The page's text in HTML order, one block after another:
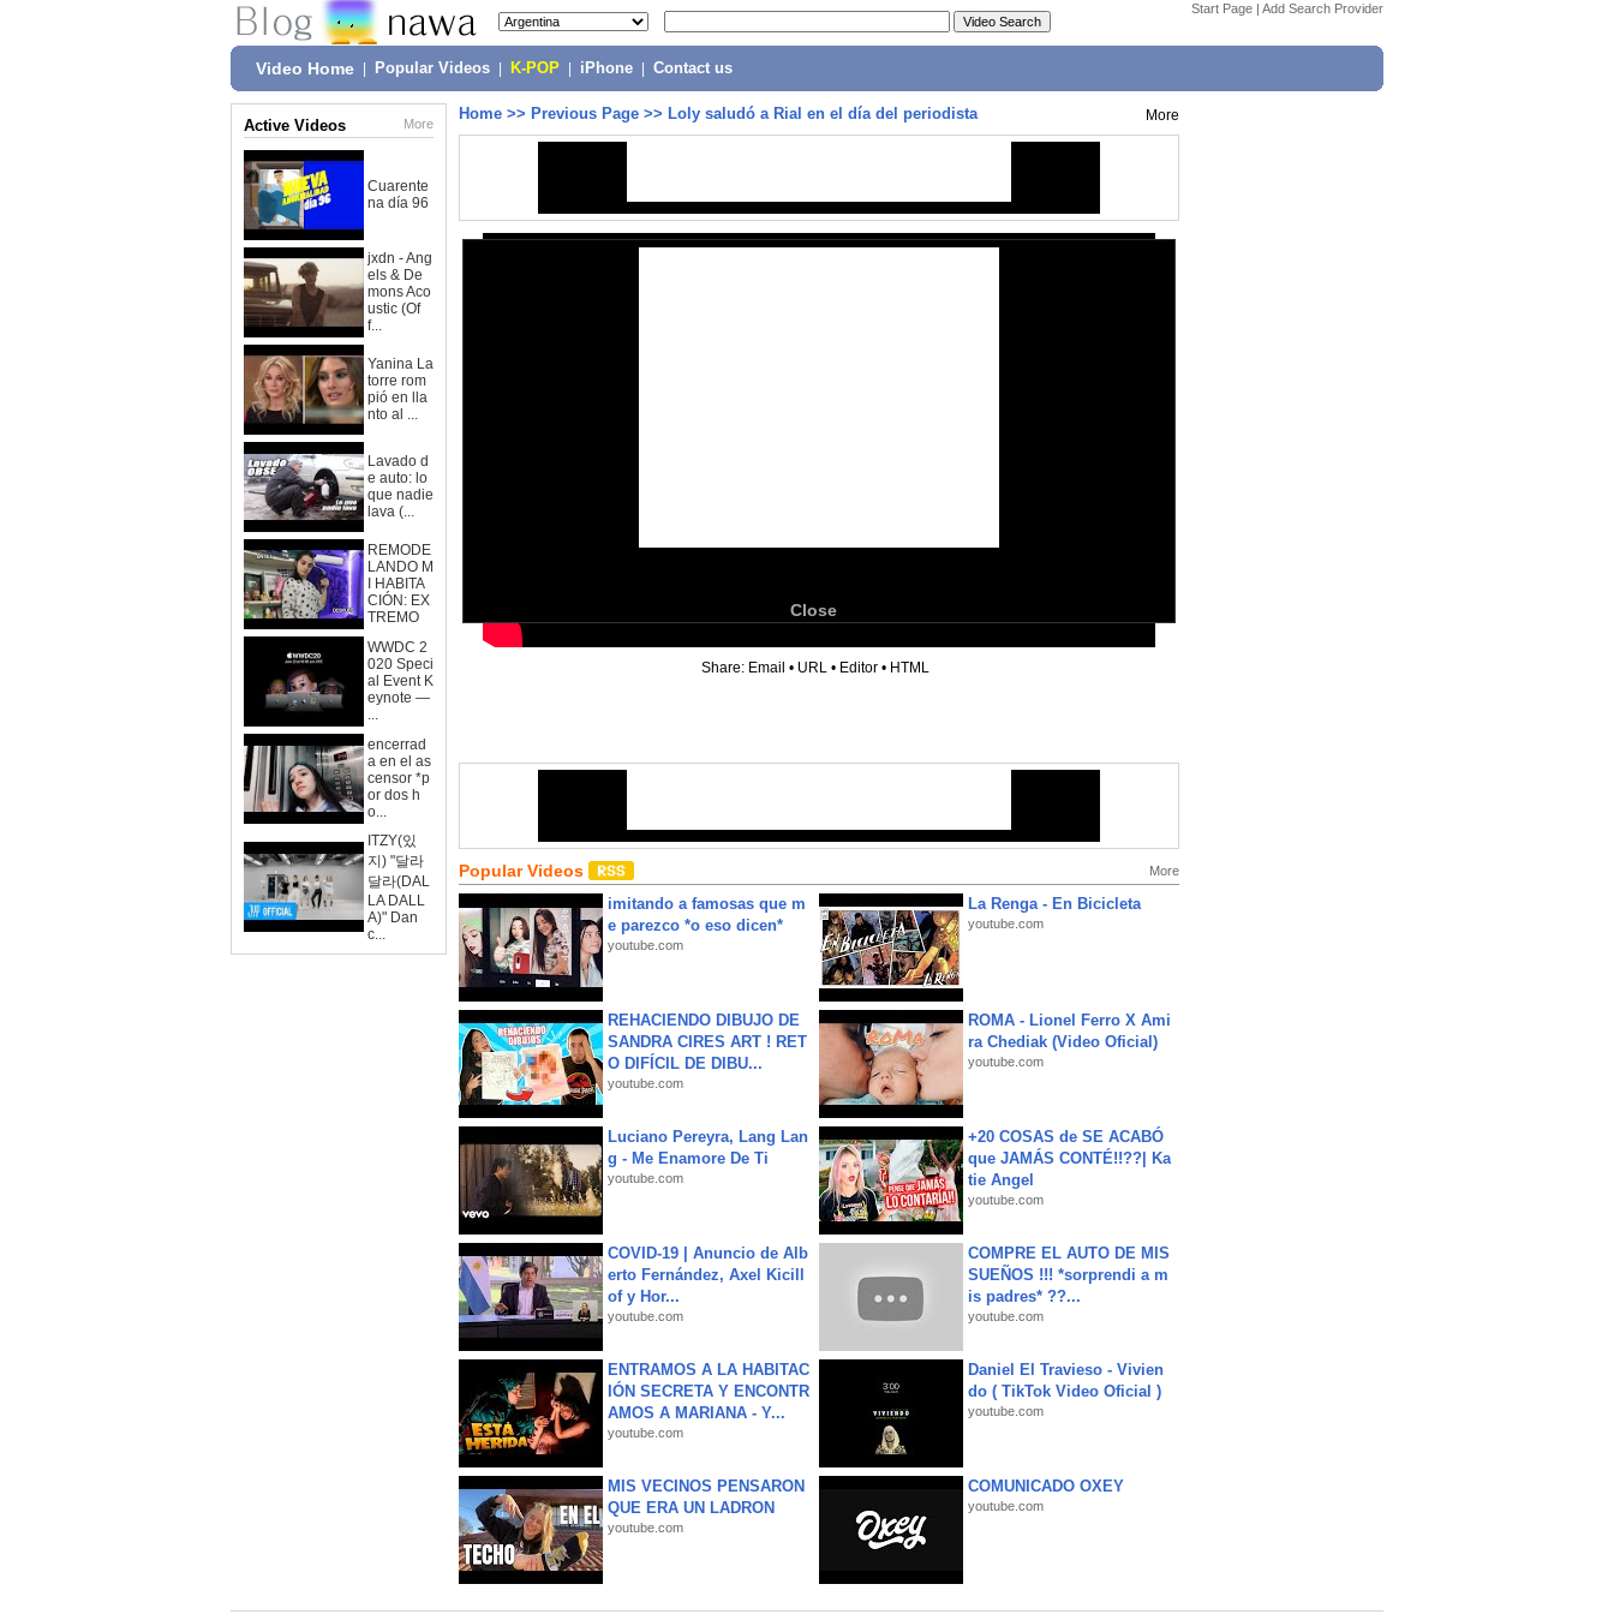
Start Page | Add Search Provider
Video Home Popular Videos K-POP iPhone Contact us
Active Videos More
Cuarente
na día 96
jxdn - Ang
els & De
mons Aco
ustic (Of
f...
Yanina La
torre rom
pió en lla
nto al ...
Lavado d
e auto: lo
que nadie
lava (...
REMODE
LANDO M
I HABITA
CIÓN: EX
TREMO
WWDC 2
020 Speci
al Event K
eynote —
...
encerrad
a en el as
censor *p
or dos h
o...
ITZY(있
지) "달라
달라(DAL
LA DALL
A)" Dan
c...
Home >> Previous Page >> Loly saludó a Rial en el día del periodista More
Close
Share: Email • URL • Editor • HTML
Popular Videos More
imitando a famosas que m
e parezco *o eso dicen*
youtube.com
La Renga - En Bicicleta
youtube.com
REHACIENDO DIBUJO DE
SANDRA CIRES ART ! RET
O DIFÍCIL DE DIBU...
youtube.com
ROMA - Lionel Ferro X Ami
ra Chediak (Video Oficial)
youtube.com
Luciano Pereyra, Lang Lan
g - Me Enamore De Ti
youtube.com
+20 COSAS de SE ACABÓ
que JAMÁS CONTÉ!!??| Ka
tie Angel
youtube.com
COVID-19 | Anuncio de Alb
erto Fernández, Axel Kicill
of y Hor...
youtube.com
COMPRE EL AUTO DE MIS
SUEÑOS !!! *sorprendi a m
is padres* ??...
youtube.com
ENTRAMOS A LA HABITAC
IÓN SECRETA Y ENCONTR
AMOS A MARIANA - Y...
youtube.com
Daniel El Travieso - Vivien
do ( TikTok Video Oficial )
youtube.com
MIS VECINOS PENSARON
QUE ERA UN LADRON
youtube.com
COMUNICADO OXEY
youtube.com